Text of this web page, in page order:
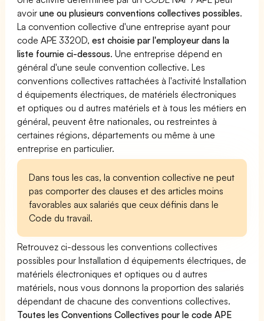
avoirune ou plusieurs conventions collectives possibles.
La convention collective d'une entreprise ayant pour
code APE 3320D,est choisie par l'employeur dans la
liste fournie ci-dessous. Une entreprise dépend en
général d'une seule convention collective. Les
conventions collectives rattachées à l'activité Installation
d équipements électriques, de matériels électroniques
et optiques ou d autres matériels et à tous les métiers en
général, peuvent être nationales, ou restreintes à
certaines régions, départements ou même à une
entreprise en particulier.
Dans tous les cas, la convention collective ne peut
pas comporter des clauses et des articles moins
favorables aux salariés que ceux définis dans le
Code du travail.
Retrouvez ci-dessous les conventions collectives
possibles pour Installation d équipements électriques, de
matériels électroniques et optiques ou d autres
matériels, nous vous donnons la proportion des salariés
dépendant de chacune des conventions collectives.
Toutes les Conventions Collectives pour le code APE